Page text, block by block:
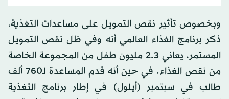
وبخصوص تأثير نقص التمويل على مساعدات التغذية،
ذكر برنامج الغذاء العالمي أنه وفي ظل نقص التمويل
المستمر، يعاني 2.3 مليون طفل من المجموعة الخاصة
من نقص الغذاء. في حين أنه قدم المساعدة لـ760 ألف
طالب في سبتمبر (أيلول) في إطار برنامج التغذية